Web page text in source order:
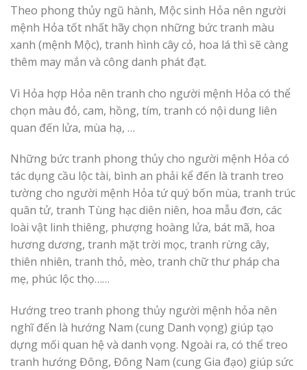
Theo phong thủy ngũ hành, Mộc sinh Hỏa nên người
mệnh Hỏa tốt nhất hãy chọn những bức tranh màu
xanh (mệnh Mộc), tranh hình cây cỏ, hoa lá thì sẽ càng
thêm may mắn và công danh phát đạt.
Vì Hỏa hợp Hỏa nên tranh cho người mệnh Hỏa có thể
chọn màu đỏ, cam, hồng, tím, tranh có nội dung liên
quan đến lửa, mùa hạ, …
Những bức tranh phong thủy cho người mệnh Hỏa có
tác dụng cầu lộc tài, bình an phải kể đến là tranh treo
tường cho người mệnh Hỏa tứ quý bốn mùa, tranh trúc
quân tử, tranh Tùng hạc diên niên, hoa mẫu đơn, các
loài vật linh thiêng, phượng hoàng lửa, bát mã, hoa
hương dương, tranh mặt trời mọc, tranh rừng cây,
thiên nhiên, tranh thỏ, mèo, tranh chữ thư pháp cha
mẹ, phúc lộc thọ……
Hướng treo tranh phong thủy người mệnh hỏa nên
nghĩ đến là hướng Nam (cung Danh vọng) giúp tạo
dựng mối quan hệ và danh vọng. Ngoài ra, có thể treo
tranh hướng Đông, Đông Nam (cung Gia đạo) giúp sức